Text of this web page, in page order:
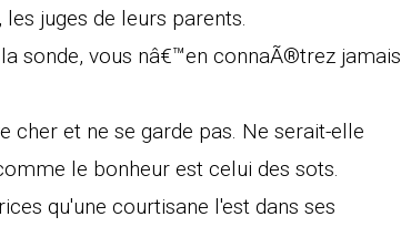
juges de leurs parents.
sonde, vous nâ€™en connaÃ®trez jamais
cher et ne se garde pas. Ne serait-elle
le bonheur est celui des sots.
qu'une courtisane l'est dans ses